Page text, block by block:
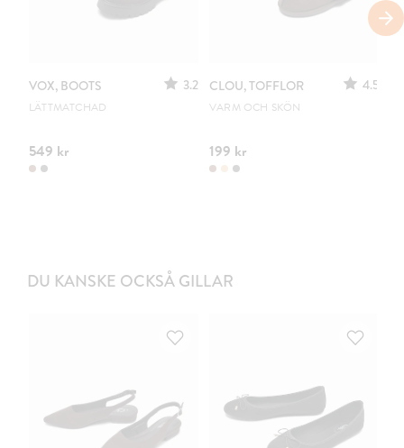
VOX, BOOTS 3.2
LÄTTMATCHAD
549 kr
CLOU, TOFFLOR 4.5
VARM OCH SKÖN
199 kr
DU KANSKE OCKSÅ GILLAR